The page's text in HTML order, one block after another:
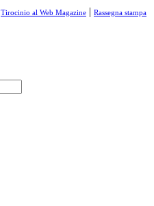
Tirocinio al Web Magazine | Rassegna stampa